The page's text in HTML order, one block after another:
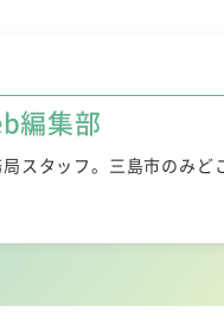
編集部
スタッフ。三島市のみど